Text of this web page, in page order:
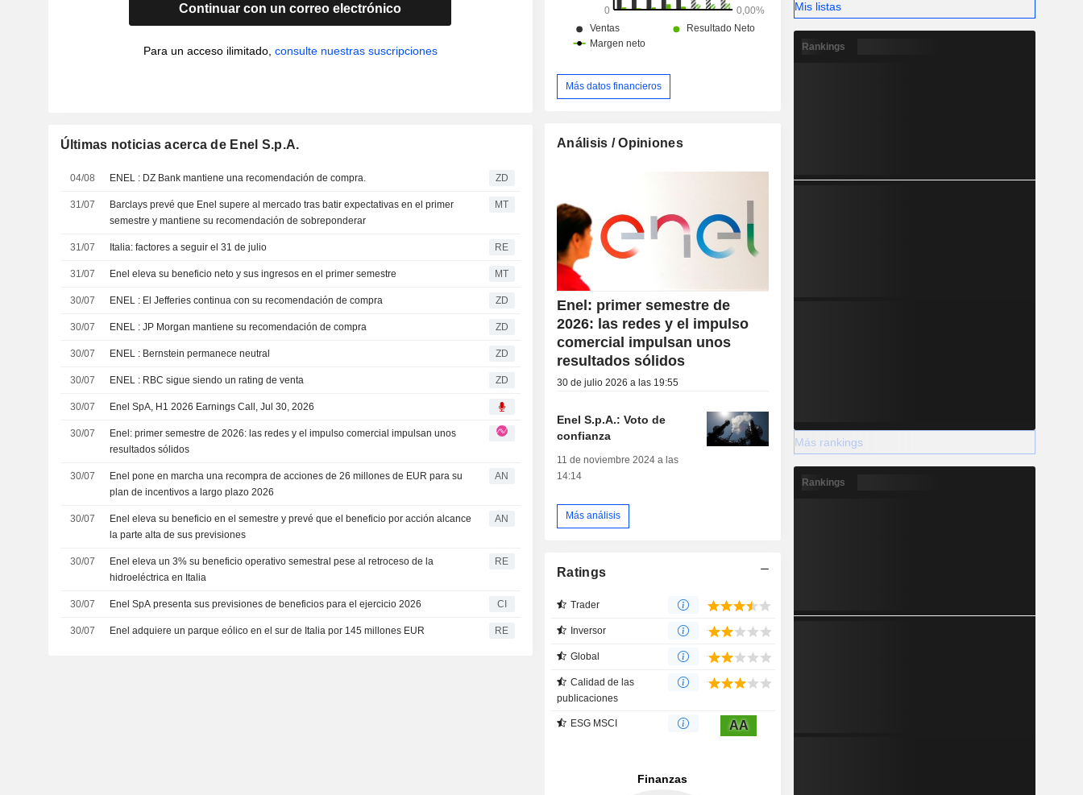
Continuar con un correo electrónico
Para un acceso ilimitado, consulte nuestras suscripciones
Últimas noticias acerca de Enel S.p.A.
04/08 ENEL : DZ Bank mantiene una recomendación de compra. ZD
31/07
Barclays prevé que Enel supere al mercado tras batir expectativas en el primer
semestre y mantiene su recomendación de sobreponderar
MT
31/07 Italia: factores a seguir el 31 de julio RE
31/07 Enel eleva su beneficio neto y sus ingresos en el primer semestre MT
30/07 ENEL : El Jefferies continua con su recomendación de compra ZD
30/07 ENEL : JP Morgan mantiene su recomendación de compra ZD
30/07 ENEL : Bernstein permanece neutral ZD
30/07 ENEL : RBC sigue siendo un rating de venta ZD
30/07 Enel SpA, H1 2026 Earnings Call, Jul 30, 2026
30/07
Enel: primer semestre de 2026: las redes y el impulso comercial impulsan unos
resultados sólidos
30/07
Enel pone en marcha una recompra de acciones de 26 millones de EUR para su
plan de incentivos a largo plazo 2026
AN
30/07
Enel eleva su beneficio en el semestre y prevé que el beneficio por acción alcance
la parte alta de sus previsiones
AN
30/07
Enel eleva un 3% su beneficio operativo semestral pese al retroceso de la
hidroeléctrica en Italia
RE
30/07 Enel SpA presenta sus previsiones de beneficios para el ejercicio 2026 CI
30/07 Enel adquiere un parque eólico en el sur de Italia por 145 millones EUR RE
Más datos financieros
Análisis / Opiniones
Enel: primer semestre de
2026: las redes y el impulso
comercial impulsan unos
resultados sólidos
30 de julio 2026 a las 19:55
Enel S.p.A.: Voto de
confianza
11 de noviembre 2024 a las
14:14
Más análisis
Ratings
Trader
Inversor
Global
Calidad de las
publicaciones
ESG MSCI AA
Mis listas
Rankings
Más rankings
Rankings